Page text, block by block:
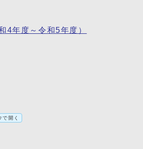
4年度～令和5年度）
で開く